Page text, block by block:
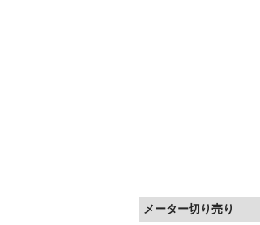
メーター切り売り